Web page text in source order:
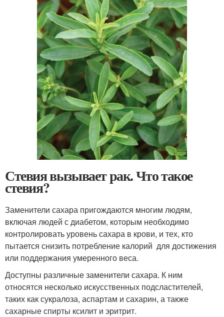
Стевия вызывает рак. Что такое
стевия?
Заменители сахара пригождаются многим людям,
включая людей с диабетом, которым необходимо
контролировать уровень сахара в крови, и тех, кто
пытается снизить потребление калорий для достижения
или поддержания умеренного веса.
Доступны различные заменители сахара. К ним
относятся несколько искусственных подсластителей,
таких как сукралоза, аспартам и сахарин, а также
сахарные спирты ксилит и эритрит.